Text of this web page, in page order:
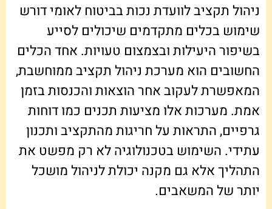
ניהול תקציב לוועדת נכות בביטוח לאומי דורש
שימוש בכלים מתקדמים שיכולים לסייע
בשיפור היעילות ובצמצום טעויות. אחד הכלים
החשובים הוא מערכת ניהול תקציב ממוחשבת,
המאפשרת לעקוב אחר הוצאות והכנסות בזמן
אמת. מערכות אלו מציעות תכנים כמו דוחות
גרפיים, התראות על חריגות מהתקציב ותכנון
עתידי. השימוש בטכנולוגיה לא רק מפשט את
התהליך אלא גם מקנה יכולת לניהול מושכל
יותר של המשאבים.